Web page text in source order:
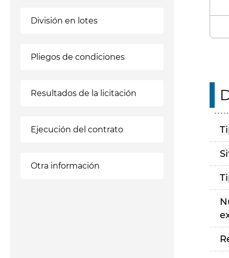
División en lotes
Pliegos de condiciones
Resultados de la licitación
Ejecución del contrato
Otra información